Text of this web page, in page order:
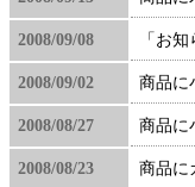
2008/09/08 「お
2008/09/02 商品に
2008/08/27 商品に
2008/08/23 商品に